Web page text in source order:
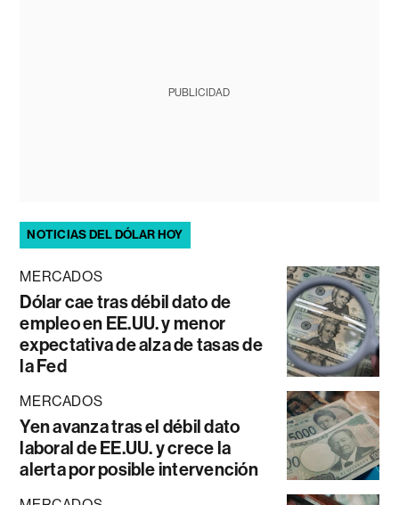
PUBLICIDAD
NOTICIAS DEL DÓLAR HOY
MERCADOS
Dólar cae tras débil dato de
empleo en EE.UU. y menor
expectativa de alza de tasas de
la Fed
MERCADOS
Yen avanza tras el débil dato
laboral de EE.UU. y crece la
alerta por posible intervención